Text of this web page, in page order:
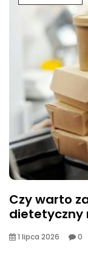
Czy warto
dietetyczny
1 lipca 2026 0